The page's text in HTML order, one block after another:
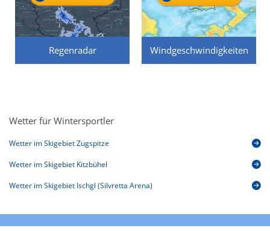
Regenradar Windgeschwindigkeiten
Wetter für Wintersportler
Wetter im Skigebiet Zugspitze
Wetter im Skigebiet Kitzbühel
Wetter im Skigebiet Ischgl (Silvretta Arena)